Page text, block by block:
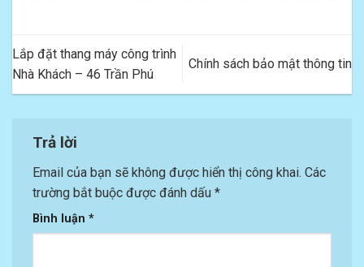
Lắp đặt thang máy công trình
Nhà Khách – 46 Trần Phú
Chính sách bảo mật thông tin
Trả lời
Email của bạn sẽ không được hiển thị công khai. Các
trường bắt buộc được đánh dấu *
Bình luận *